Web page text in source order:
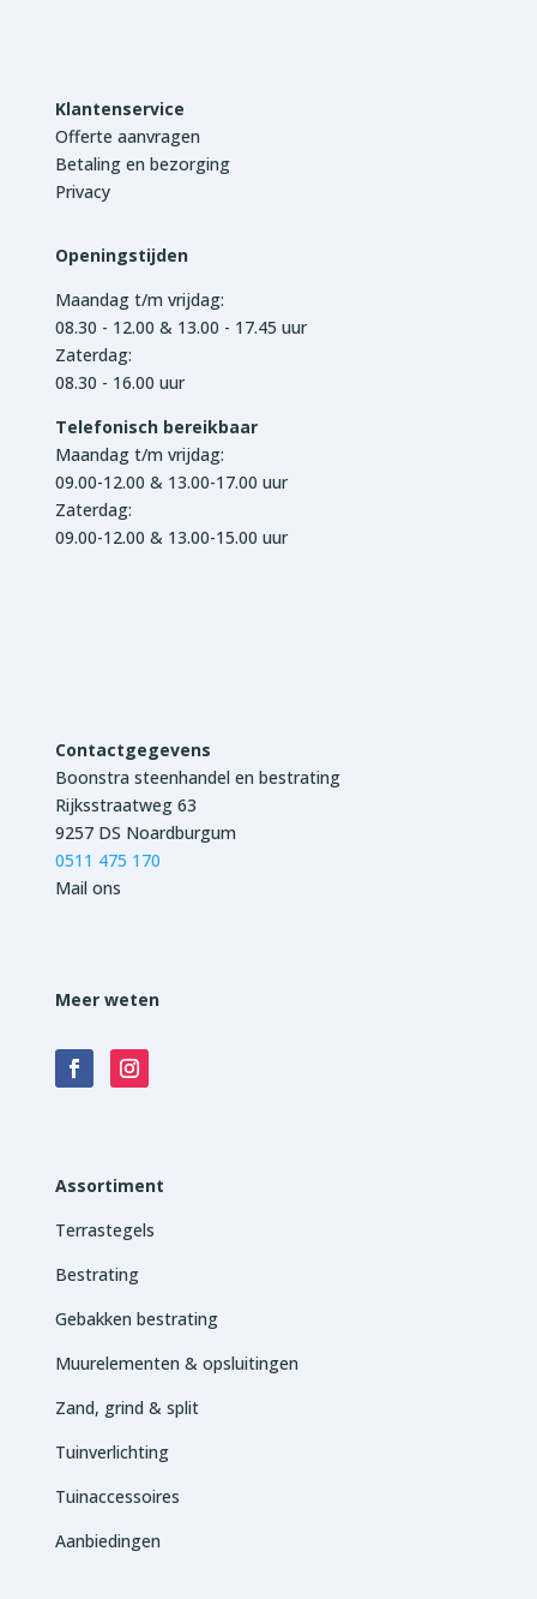
Klantenservice
Offerte aanvragen
Betaling en bezorging
Privacy
Openingstijden
Maandag t/m vrijdag:
08.30 - 12.00 & 13.00 - 17.45 uur
Zaterdag:
08.30 - 16.00 uur
Telefonisch bereikbaar
Maandag t/m vrijdag:
09.00-12.00 & 13.00-17.00 uur
Zaterdag:
09.00-12.00 & 13.00-15.00 uur
Contactgegevens
Boonstra steenhandel en bestrating
Rijksstraatweg 63
9257 DS Noardburgum
0511 475 170
Mail ons
Meer weten
Assortiment
Terrastegels
Bestrating
Gebakken bestrating
Muurelementen & opsluitingen
Zand, grind & split
Tuinverlichting
Tuinaccessoires
Aanbiedingen